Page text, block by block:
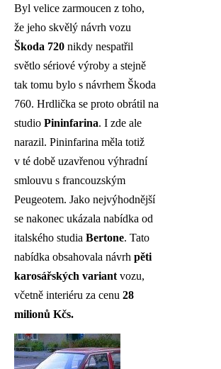
Byl velice zarmoucen z toho,
že jeho skvělý návrh vozu
Škoda 720 nikdy nespatřil
světlo sériové výroby a stejně
tak tomu bylo s návrhem Škoda
760. Hrdlička se proto obrátil na
studio Pininfarina. I zde ale
narazil. Pininfarina měla totiž
v té době uzavřenou výhradní
smlouvu s francouzským
Peugeotem. Jako nejvýhodnější
se nakonec ukázala nabídka od
italského studia Bertone. Tato
nabídka obsahovala návrh pěti
karosářských variant vozu,
včetně interiéru za cenu 28
milionů Kčs.